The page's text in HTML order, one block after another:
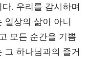
. 우리를 감시하며
일상의 삶이 아니
모든 순간을 기쁨
그 하나님과의 즐거